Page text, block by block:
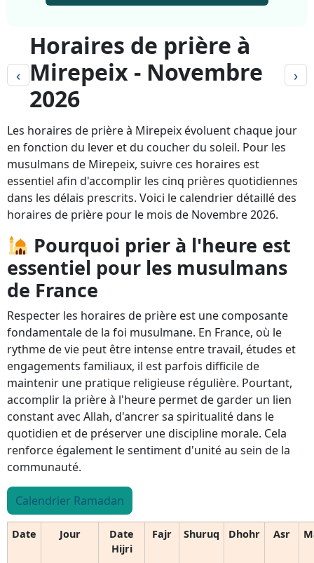
‹
Horaires de prière à
Mirepeix - Novembre
2026
›
Les horaires de prière à Mirepeix évoluent chaque jour
en fonction du lever et du coucher du soleil. Pour les
musulmans de Mirepeix, suivre ces horaires est
essentiel afin d'accomplir les cinq prières quotidiennes
dans les délais prescrits. Voici le calendrier détaillé des
horaires de prière pour le mois de Novembre 2026.
Pourquoi prier à l'heure est
essentiel pour les musulmans
de France
Respecter les horaires de prière est une composante
fondamentale de la foi musulmane. En France, où le
rythme de vie peut être intense entre travail, études et
engagements familiaux, il est parfois difficile de
maintenir une pratique religieuse régulière. Pourtant,
accomplir la prière à l'heure permet de garder un lien
constant avec Allah, d'ancrer sa spiritualité dans le
quotidien et de préserver une discipline morale. Cela
renforce également le sentiment d'unité au sein de la
communauté.
Calendrier Ramadan
Date Jour
Date
Hijri
Fajr Shuruq Dhohr Asr